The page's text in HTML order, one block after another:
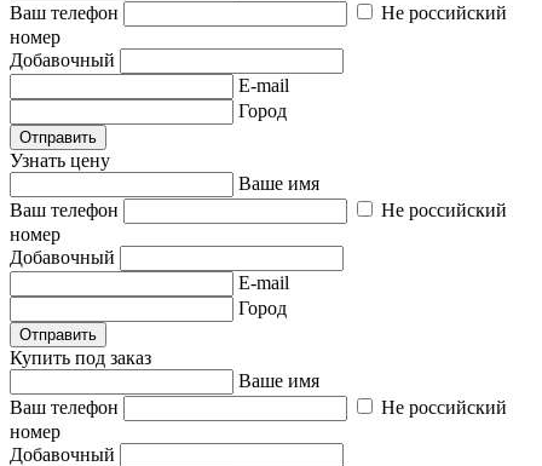
Ваш телефон
Не российский
номер
Добавочный
E-mail
Город
Отправить
Узнать цену
Ваше имя
Ваш телефон
Не российский
номер
Добавочный
E-mail
Город
Отправить
Купить под заказ
Ваше имя
Ваш телефон
Не российский
номер
Добавочный